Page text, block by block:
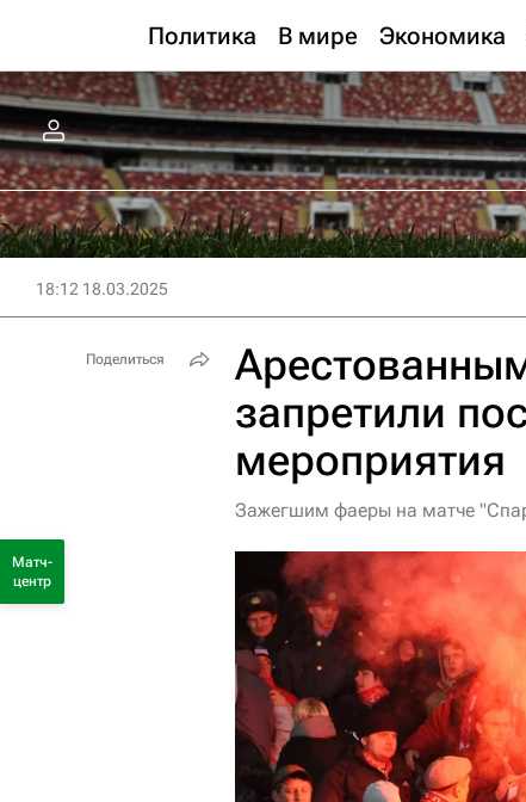
Политика В мире Экономика
18:12 18.03.2025
запретили
мероприятия
Зажегшим фаеры на матче
Поделиться
Матч-
центр